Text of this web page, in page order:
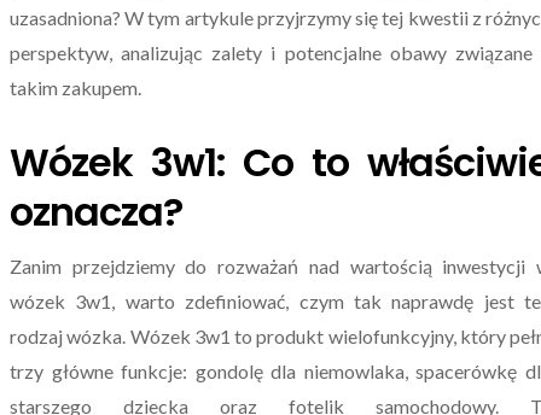
uzasadniona? W tym artykule przyjrzymy się tej kwestii z
perspektyw, analizując zalety i potencjalne obawy związane
takim zakupem.
Wózek 3w1: Co to
oznacza?
Zanim przejdziemy do rozważań nad wartością inwestycji
wózek 3w1, warto zdefiniować, czym tak naprawdę jest
rodzaj wózka. Wózek 3w1 to produkt wielofunkcyjny, który
trzy główne funkcje: gondolę dla niemowlaka, spacerówkę
starszego dziecka oraz fotelik samochodowy.